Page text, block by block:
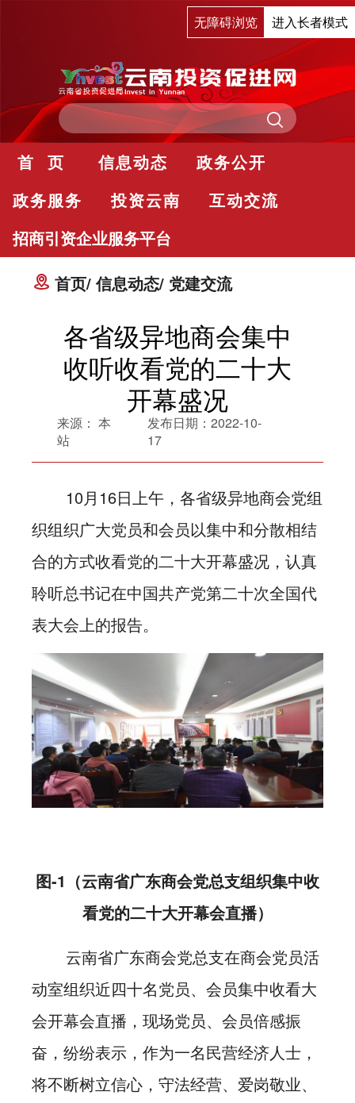
无障碍浏览 进入长者模式
首 页 信息动态
政务公开
政务服务
投资云南
互动交流
招商引资企业服务平台
首页 信息动态 党建交流
各省级异地商会集中
收听收看党的二十大
开幕盛况
来源： 本
站
发布日期： 2022-10-
17
10月16日上午，各省级异地商会党组
织组织广大党员和会员以集中和分散相结
合的方式收看党的二十大开幕盛况，认真
聆听总书记在中国共产党第二十次全国代
表大会上的报告。
图-1（云南省广东商会党总支组织集中收
看党的二十大开幕会直播）
云南省广东商会党总支在商会党员活
动室组织近四十名党员、会员集中收看大
会开幕会直播，现场党员、会员倍感振
奋，纷纷表示，作为一名民营经济人士，
将不断树立信心，守法经营、爱岗敬业、